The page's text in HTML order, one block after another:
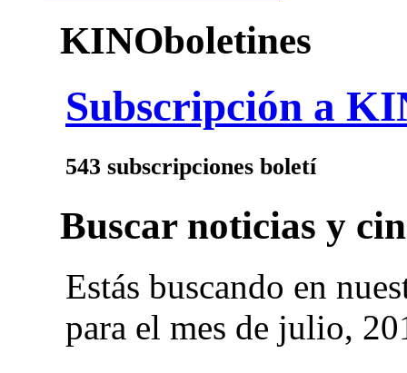
KINOboletines
Subscripción a
543 subscripciones boletí
Buscar noticias y
Estás buscando en
para el mes de julio,